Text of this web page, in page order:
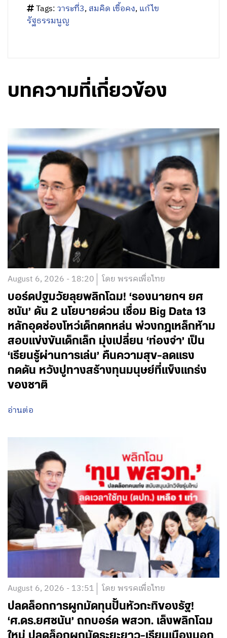
Tags:วาระที่3,สมคิด เชื้อคง,แก้ไข
รัฐธรรมนูญ
บทความที่เกี่ยวข้อง
August 6, 2026 - 18:20 โดย พรรคเพื่อไทย
บอร์ดปฐมวัยลุยพลิกโฉม! ‘รองนายกฯ ยศ
ชนัน’ ดัน 2 นโยบายด่วน เชื่อม Big Data 13
หลักอุดช่องโหว่เด็กตกหล่น พ่วงกฎเหล็กห้าม
สอบแข่งขันเด็กเล็ก มุ่งเปลี่ยน ‘ท่องจำ’ เป็น
‘เรียนรู้ผ่านการเล่น’ คืนความสุข-ลดแรง
กดดัน หวังปูทางสร้างทุนมนุษย์ที่แข็งแกร่ง
ของชาติ
อ่านต่อ
August 6, 2026 - 13:51 โดย พรรคเพื่อไทย
ปลดล็อกการผูกมัดทุนปั้นหัวกะทิของรัฐ!
‘ศ.ดร.ยศชนัน’ ถกบอร์ด พสวท. เล็งพลิกโฉม
ใหม่ ปลดล็อกผูกมัดระยะยาว-เรียนเมืองนอก